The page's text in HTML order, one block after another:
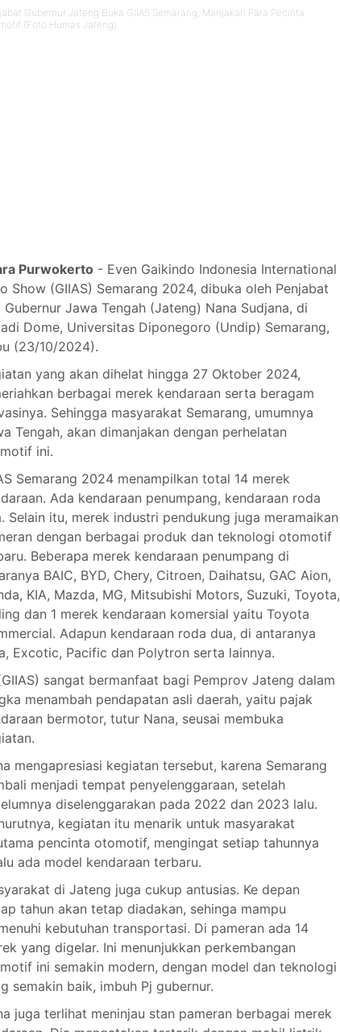
Gubernur Jateng Buka GIIAS Semarang, Manjakan Para Pecinta
(Foto Humas Jateng)
Purwokerto - Even Gaikindo Indonesia International
Show (GIIAS) Semarang 2024, dibuka oleh Penjabat
Gubernur Jawa Tengah (Jateng) Nana Sudjana, di
Dome, Universitas Diponegoro (Undip) Semarang,
(23/10/2024).
yang akan dihelat hingga 27 Oktober 2024,
berbagai merek kendaraan serta beragam
Sehingga masyarakat Semarang, umumnya
Tengah, akan dimanjakan dengan perhelatan
ini.
Semarang 2024 menampilkan total 14 merek
Ada kendaraan penumpang, kendaraan roda
Selain itu, merek industri pendukung juga meramaikan
dengan berbagai produk dan teknologi otomotif
Beberapa merek kendaraan penumpang di
BAIC, BYD, Chery, Citroen, Daihatsu, GAC Aion,
KIA, Mazda, MG, Mitsubishi Motors, Suzuki, Toyota,
dan 1 merek kendaraan komersial yaitu Toyota
Adapun kendaraan roda dua, di antaranya
Excotic, Pacific dan Polytron serta lainnya.
sangat bermanfaat bagi Pemprov Jateng dalam
menambah pendapatan asli daerah, yaitu pajak
bermotor, tutur Nana, seusai membuka
mengapresiasi kegiatan tersebut, karena Semarang
menjadi tempat penyelenggaraan, setelah
diselenggarakan pada 2022 dan 2023 lalu.
kegiatan itu menarik untuk masyarakat
pencinta otomotif, mengingat setiap tahunnya
ada model kendaraan terbaru.
di Jateng juga cukup antusias. Ke depan
tahun akan tetap diadakan, sehinga mampu
kebutuhan transportasi. Di pameran ada 14
yang digelar. Ini menunjukkan perkembangan
ini semakin modern, dengan model dan teknologi
semakin baik, imbuh Pj gubernur.
juga terlihat meninjau stan pameran berbagai merek